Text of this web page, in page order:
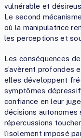
vulnérable et
Le second
où la manipulatrice
les perceptions et
Les conséquences
s’avèrent profondes
elles développent
symptômes
confiance en leur
décisions autonomes
répercussions
l’isolement imposé